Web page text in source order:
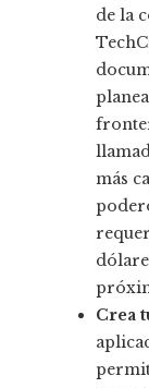
de la
más
Crea